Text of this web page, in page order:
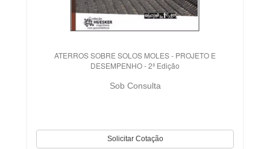
ATERROS SOBRE SOLOS MOLES - PROJETO E
DESEMPENHO - 2ª Edição
Sob Consulta